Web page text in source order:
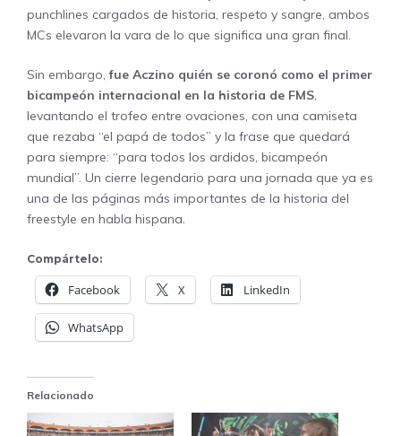
punchlines cargados de historia, respeto y sangre, ambos
MCs elevaron la vara de lo que significa una gran final.
Sin embargo,fue Aczino quién se coronó como el primer
bicampeón internacional en la historia de FMS,
levantando el trofeo entre ovaciones, con una camiseta
que rezaba “el papá de todos” y la frase que quedará
para siempre: “para todos los ardidos, bicampeón
mundial”. Un cierre legendario para una jornada que ya es
una de las páginas más importantes de la historia del
freestyle en habla hispana.
Compártelo:
Facebook X LinkedIn
WhatsApp
Relacionado